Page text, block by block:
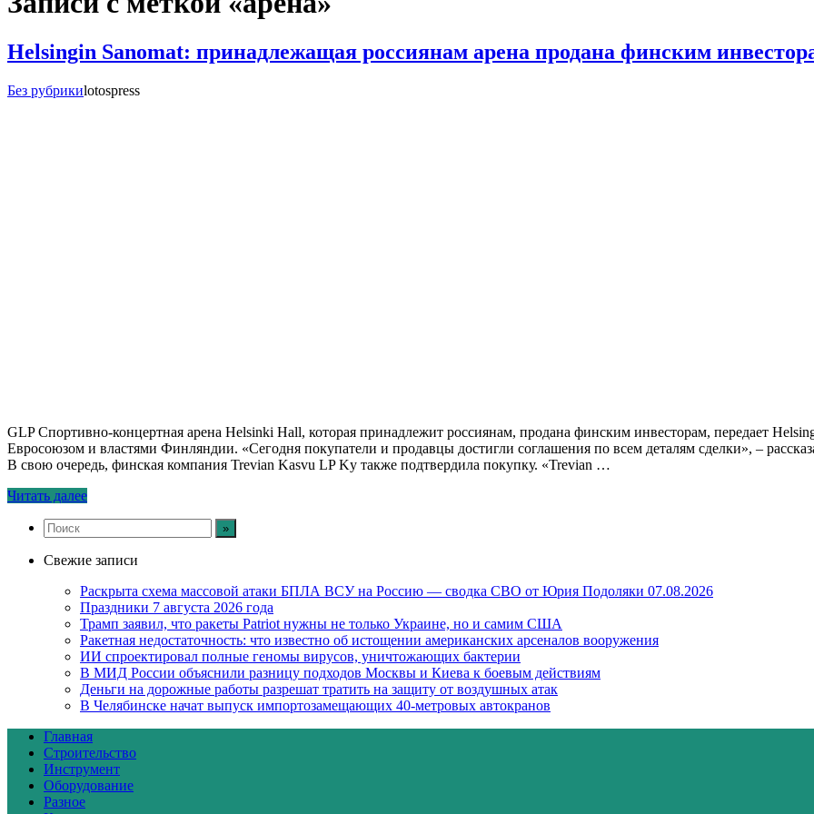
Helsingin Sanomat: принадлежащая россиянам арена продана финским
Без рубрикиlotospress
GLP Спортивно-концертная арена Helsinki Hall, которая принадлежит россиянам, продана финским инвесторам, передает
Евросоюзом и властями Финляндии. «Сегодня покупатели и продавцы достигли соглашения по всем деталям сделки», –
В свою очередь, финская компания Trevian Kasvu LP Ky также подтвердила покупку. «Trevian …
Читать далее
Свежие записи
Раскрыта схема массовой атаки БПЛА ВСУ на Россию — сводка СВО от Юрия Подоляки 07.08.2026
Праздники 7 августа 2026 года
Трамп заявил, что ракеты Patriot нужны не только Украине, но и самим США
Ракетная недостаточность: что известно об истощении американских арсеналов вооружения
ИИ спроектировал полные геномы вирусов, уничтожающих бактерии
В МИД России объяснили разницу подходов Москвы и Киева к боевым действиям
Деньги на дорожные работы разрешат тратить на защиту от воздушных атак
В Челябинске начат выпуск импортозамещающих 40-метровых автокранов
Главная
Строительство
Инструмент
Оборудование
Разное